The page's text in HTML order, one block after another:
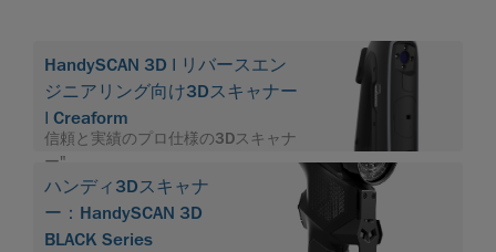
HandySCAN 3D | リバースエン
ジニアリング向け3Dスキャナー
| Creaform
信頼と実績のプロ仕様の3Dスキャナ
ー".
ハンディ3Dスキャナ
ー：HandySCAN 3D
BLACK Series